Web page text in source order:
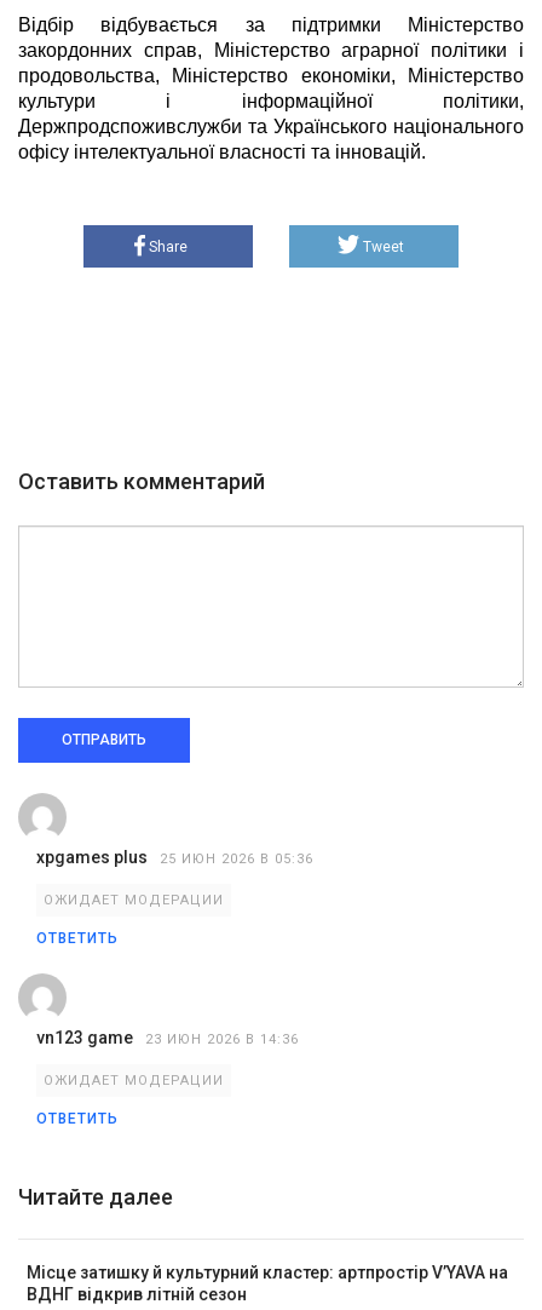
Відбір відбувається за підтримки Міністерство
закордонних справ, Міністерство аграрної політики і
продовольства, Міністерство економіки, Міністерство
культури і інформаційної політики,
Держпродспоживслужби та Українського національного
офісу інтелектуальної власності та інновацій.
Share Tweet
Оставить комментарий
ОТПРАВИТЬ
xpgames plus 25 ИЮН 2026 В 05:36
ОЖИДАЕТ МОДЕРАЦИИ
ОТВЕТИТЬ
vn123 game 23 ИЮН 2026 В 14:36
ОЖИДАЕТ МОДЕРАЦИИ
ОТВЕТИТЬ
Читайте далее
Місце затишку й культурний кластер: артпростір V’YAVA на
ВДНГ відкрив літній сезон